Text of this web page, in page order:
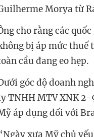
Morya từ
cho rằng các
bị áp mức thuế
cầu đang eo hẹp.
góc độ doanh
TNHH MTV XNK
áp dụng đối với
xưa Mỹ chủ